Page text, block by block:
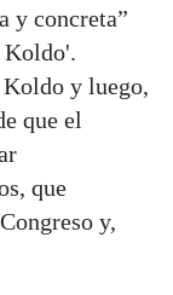
y concreta”
Koldo'.
Koldo y luego,
que el
que
y,